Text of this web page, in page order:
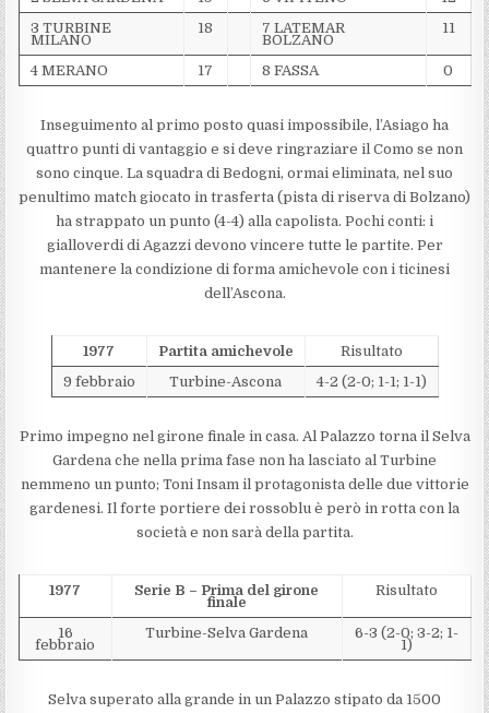
3 TURBINE
MILANO
18 7 LATEMAR
BOLZANO
11
4 MERANO 17 8 FASSA 0
Inseguimento al primo posto quasi impossibile, l’Asiago ha
quattro punti di vantaggio e si deve ringraziare il Como se non
sono cinque. La squadra di Bedogni, ormai eliminata, nel suo
penultimo match giocato in trasferta (pista di riserva di Bolzano)
ha strappato un punto (4-4) alla capolista. Pochi conti: i
gialloverdi di Agazzi devono vincere tutte le partite. Per
mantenere la condizione di forma amichevole con i ticinesi
dell’Ascona.
1977 Partita amichevole
Risultato
9 febbraio
Turbine-Ascona 4-2 (2-0; 1-1; 1-1)
Primo impegno nel girone finale in casa. Al Palazzo torna il Selva
Gardena che nella prima fase non ha lasciato al Turbine
nemmeno un punto; Toni Insam il protagonista delle due vittorie
gardenesi. Il forte portiere dei rossoblu è però in rotta con la
società e non sarà della partita.
1977 Serie B – Prima del girone
finale
Risultato
16
febbraio
Turbine-Selva Gardena 6-3 (2-0; 3-2; 1-
1)
Selva superato alla grande in un Palazzo stipato da 1500